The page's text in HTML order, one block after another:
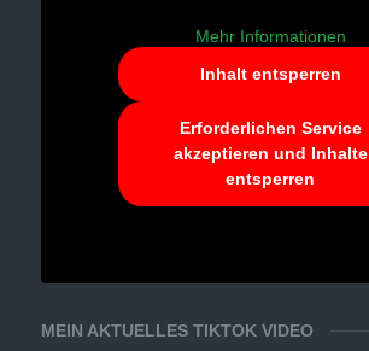
Mehr Informationen
Inhalt entsperren
Erforderlichen Service
akzeptieren und Inhalte
entsperren
MEIN AKTUELLES TIKTOK VIDEO